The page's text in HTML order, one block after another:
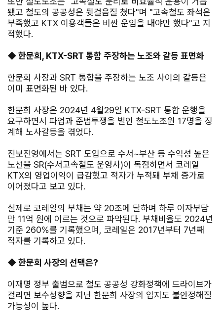
됐고 철도의 공공성은 뒷걸음질 쳤다"며 "고속철도 좌석은
부족했고 KTX 이용객들은 비싼 운임을 내야만 했다"고 지
적했다.
◆ 한문희, KTX-SRT 통합 주장하는 노조와 갈등 표면화
한문희 사장과 SRT 통합을 주장하는 노조 사이의 갈등은
이미 표면화된 바 있다.
한문희 사장은 2024년 4월29일 KTX-SRT 통합 운행을
요구하면서 파업과 준법투쟁을 벌인 철도노조원 17명을 징
계해 노사갈등을 겪었다.
진보진영에서는 SRT 도입으로 수서~부산 등 수익성 높은
노선을 SR(수서고속철도 운영사)이 독점하면서 코레일
KTX의 영업이익이 급감했고 적자가 누적돼 부채 증가로
이어졌다고 보고 있다.
실제로 코레일의 부채는 약 20조에 달하며 하루 이자부담
만 11억 원에 이르는 것으로 파악된다. 부채비율도 2024년
기준 260%를 기록했으며, 코레일은 2017년부터 7년째
적자를 기록하고 있다.
◆ 한문희 사장의 선택은?
이재명 정부 출범으로 철도 공공성 강화정책에 드라이브가
걸리면 보수성향을 지닌 한문희 사장의 입지도 불안정해질
가능성이 높다.